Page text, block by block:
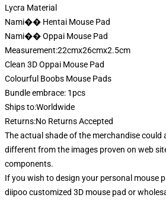
Lycra Material
Nami�� Hentai Mouse Pad
Nami�� Oppai Mouse Pad
Measurement:22cmx26cmx2.5cm
Clean 3D Oppai Mouse Pad
Colourful Boobs Mouse Pads
Bundle embrace: 1pcs
Ships to:Worldwide
Returns:No Returns Accepted
The actual shade of the merchandise could
different from the images proven on web
components.
If you wish to design your personal mouse
diipoo customized 3D mouse pad or